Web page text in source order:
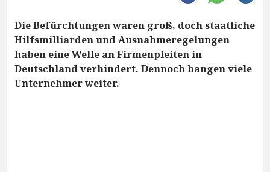
Die Befürchtungen waren groß, doch staatliche
Hilfsmilliarden und Ausnahmeregelungen
haben eine Welle an Firmenpleiten in
Deutschland verhindert. Dennoch bangen viele
Unternehmer weiter.